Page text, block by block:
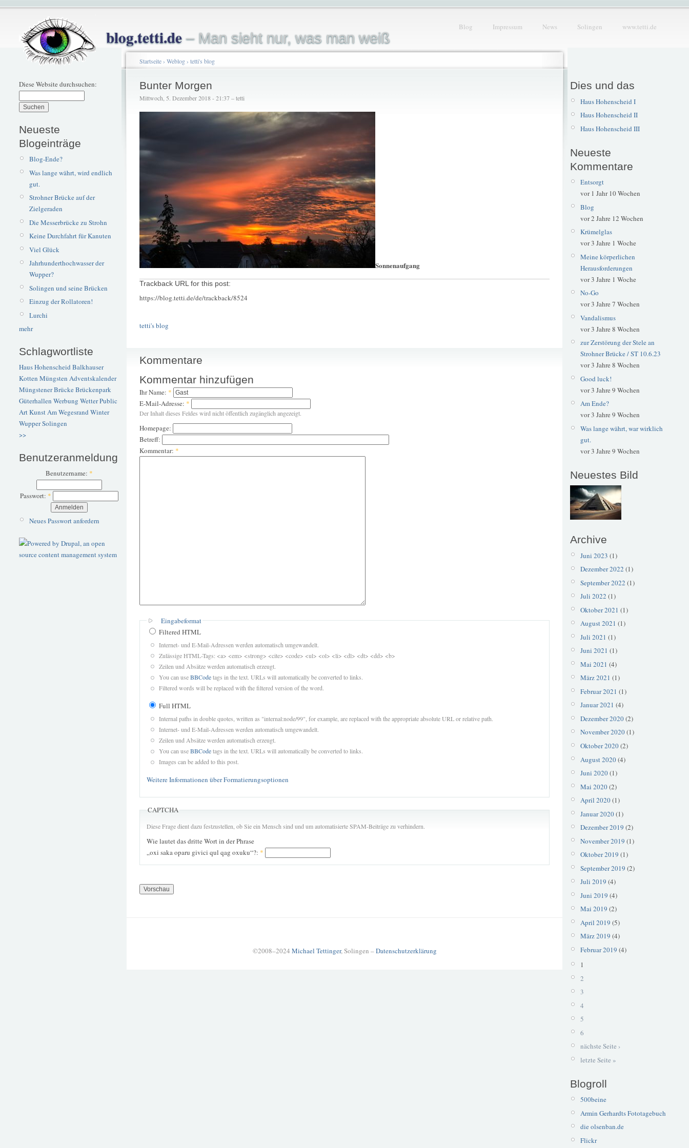
blog.tetti.de– Man sieht nur, was man weiß
Blog Impressum News Solingen www.tetti.de
Diese Website durchsuchen:
Neueste
Blogeinträge
Blog-Ende?
Was lange währt, wird endlich
gut.
Strohner Brücke auf der
Zielgeraden
Die Messerbrücke zu Strohn
Keine Durchfahrt für Kanuten
Viel Glück
Jahrhunderthochwasser der
Wupper?
Solingen und seine Brücken
Einzug der Rollatoren!
Lurchi
mehr
Schlagwortliste
Haus Hohenscheid Balkhauser
Kotten Müngsten Adventskalender
Müngstener BrückeBrückenpark
Güterhallen Werbung WetterPublic
ArtKunstAm Wegesrand Winter
WupperSolingen
>>
Benutzeranmeldung
Benutzername: *
Passwort: *
Neues Passwort anfordern
Startseite› Weblog› tetti's blog
Bunter Morgen
Mittwoch, 5. Dezember 2018 - 21:37 – tetti
Sonnenaufgang
Trackback URL for this post:
https://blog.tetti.de/de/trackback/8524
tetti's blog
Kommentare
Kommentar hinzufügen
Ihr Name: *
E-Mail-Adresse: *
Der Inhalt dieses Feldes wird nicht öffentlich zugänglich angezeigt.
Homepage:
Betreff:
Kommentar: *
Eingabeformat
Filtered HTML
Internet- und E-Mail-Adressen werden automatisch umgewandelt.
Zulässige HTML-Tags: <a> <em> <strong> <cite> <code> <ul> <ol> <li> <dl> <dt> <dd> <b>
Zeilen und Absätze werden automatisch erzeugt.
You can useBBCodetags in the text. URLs will automatically be converted to links.
Filtered words will be replaced with the filtered version of the word.
Full HTML
Internal paths in double quotes, written as "internal:node/99", for example, are replaced with the appropriate absolute URL or relative path.
Internet- und E-Mail-Adressen werden automatisch umgewandelt.
Zeilen und Absätze werden automatisch erzeugt.
You can useBBCodetags in the text. URLs will automatically be converted to links.
Images can be added to this post.
Weitere Informationen über Formatierungsoptionen
CAPTCHA
Diese Frage dient dazu festzustellen, ob Sie ein Mensch sind und um automatisierte SPAM-Beiträge zu verhindern.
Wie lautet das dritte Wort in der Phrase
„oxi saka oparu givici qul qag oxuku“?: *
©2008–2024 Michael Tettinger, Solingen –Datenschutzerklärung
Dies und das
Haus Hohenscheid I
Haus Hohenscheid II
Haus Hohenscheid III
Neueste
Kommentare
Entsorgt
vor 1 Jahr 10 Wochen
Blog
vor 2 Jahre 12 Wochen
Krümelglas
vor 3 Jahre 1 Woche
Meine körperlichen
Herausforderungen
vor 3 Jahre 1 Woche
No-Go
vor 3 Jahre 7 Wochen
Vandalismus
vor 3 Jahre 8 Wochen
zur Zerstörung der Stele an
Strohner Brücke / ST 10.6.23
vor 3 Jahre 8 Wochen
Good luck!
vor 3 Jahre 9 Wochen
Am Ende?
vor 3 Jahre 9 Wochen
Was lange währt, war wirklich
gut.
vor 3 Jahre 9 Wochen
Neuestes Bild
Archive
Juni 2023 (1)
Dezember 2022 (1)
September 2022 (1)
Juli 2022 (1)
Oktober 2021 (1)
August 2021 (1)
Juli 2021 (1)
Juni 2021 (1)
Mai 2021 (4)
März 2021 (1)
Februar 2021 (1)
Januar 2021 (4)
Dezember 2020(2)
November 2020(1)
Oktober 2020(2)
August 2020(4)
Juni 2020(1)
Mai 2020(2)
April 2020(1)
Januar 2020(1)
Dezember 2019 (2)
November 2019 (1)
Oktober 2019 (1)
September 2019 (2)
Juli 2019 (4)
Juni 2019 (4)
Mai 2019 (2)
April 2019 (5)
März 2019 (4)
Februar 2019 (4)
1
2
3
4
5
6
nächste Seite ›
letzte Seite »
Blogroll
500beine
Armin Gerhardts Fototagebuch
die olsenban.de
Flickr